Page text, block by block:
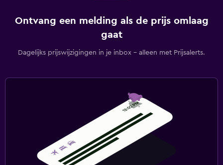
Ontvang een melding als de prijs omlaag
gaat
Dagelijks prijswijzigingen in je inbox - alleen met Prijsalerts.